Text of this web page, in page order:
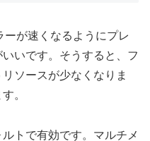
が速くなるようにプレ
いです。そうすると、フ
ソースが少なくなりま
。
トで有効です。マルチメ